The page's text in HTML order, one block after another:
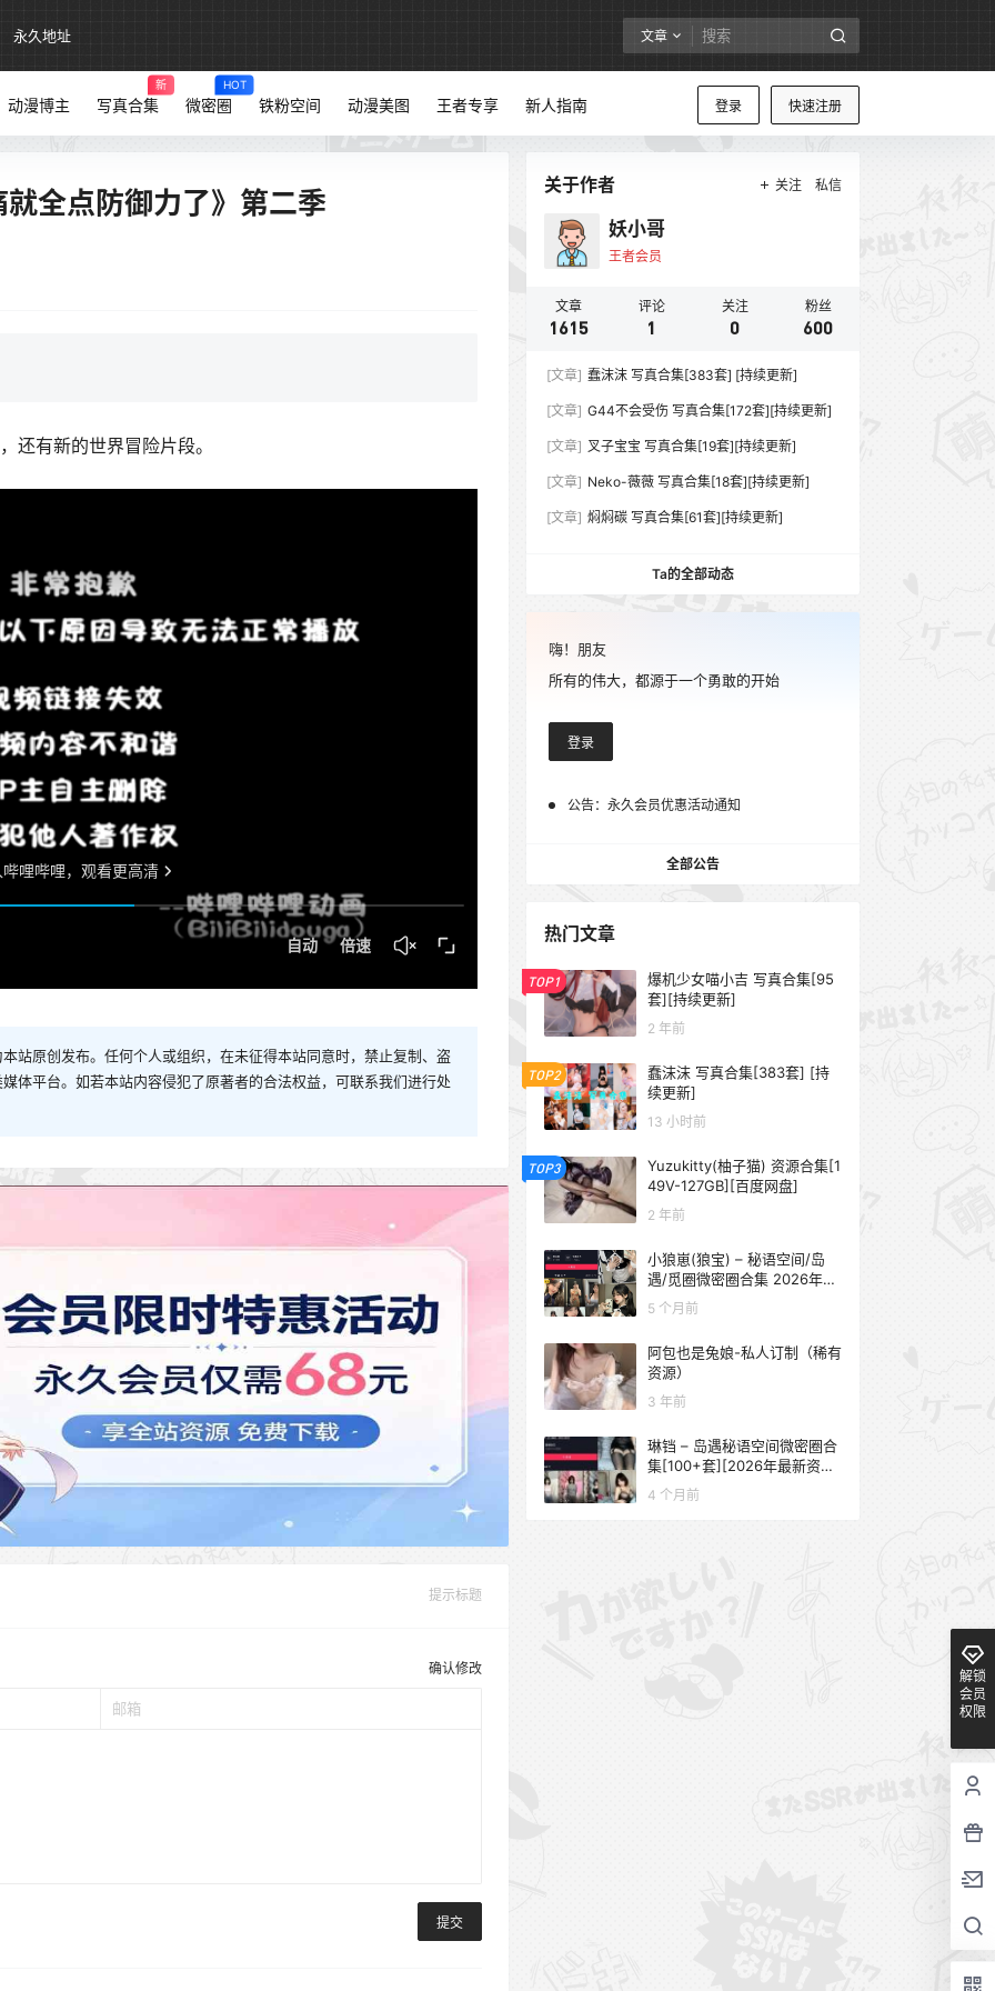
永久地址 文章
登录 快速注册
动漫博主 写真合集
新
微密圈
HOT
铁粉空间 动漫美图 王者专享 新人指南
全点防御力了》第二季
还有新的世界冒险片段。
站原创发布。任何个人或组织，在未征得本站同意时，禁止复制、盗
体平台。如若本站内容侵犯了原著者的合法权益，可联系我们进行处
提示标题
确认修改
提交
关于作者 关注 私信
妖小哥
王者会员
文章
1615
评论
1
关注
0
粉丝
600
[文章] 蠢沫沫 写真合集[383套] [持续更新]
[文章] G44不会受伤 写真合集[172套][持续更新]
[文章] 叉子宝宝 写真合集[19套][持续更新]
[文章] Neko-薇薇 写真合集[18套][持续更新]
[文章] 焖焖碳 写真合集[61套][持续更新]
Ta的全部动态
嗨！朋友
所有的伟大，都源于一个勇敢的开始
登录
公告： 永久会员优惠活动通知
全部公告
热门文章
TOP1
爆机少女喵小吉 写真合集[95
套][持续更新]
2 年前
TOP2
蠢沫沫 写真合集[383套] [持
续更新]
13 小时前
TOP3
Yuzukitty(柚子猫) 资源合集[1
49V-127GB][百度网盘]
2 年前
小狼崽(狼宝) – 秘语空间/岛
遇/觅圈微密圈合集 2026年抖
音资源更新中
5 个月前
阿包也是兔娘-私人订制（稀有
资源）
3 年前
琳铛 – 岛遇秘语空间微密圈合
集[100+套][2026年最新资源
更新中]
4 个月前
解锁
会员
权限